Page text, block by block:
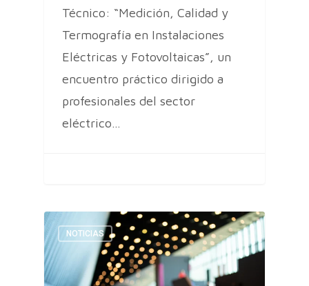
Técnico: “Medición, Calidad y
Termografía en Instalaciones
Eléctricas y Fotovoltaicas”, un
encuentro práctico dirigido a
profesionales del sector
eléctrico…
NOTICIAS